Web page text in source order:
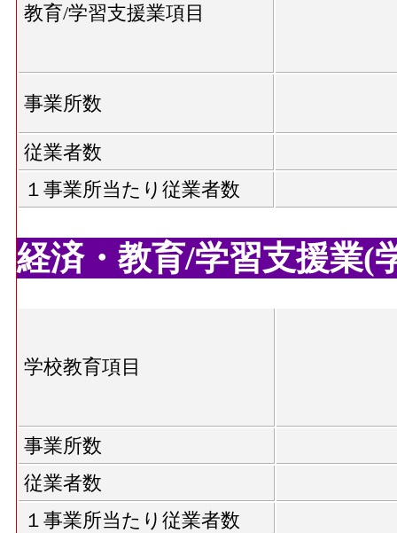
教育/学習支援業項目
事業所数
従業者数
１事業所当たり従業者数
経済・教育/学習支援業(
学校教育項目
事業所数
従業者数
１事業所当たり従業者数